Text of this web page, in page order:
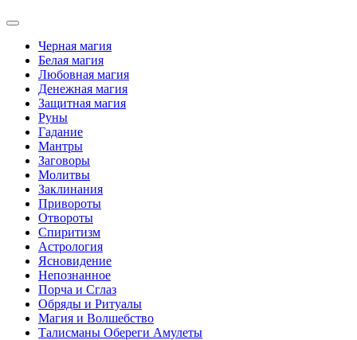
Черная магия
Белая магия
Любовная магия
Денежная магия
Защитная магия
Руны
Гадание
Мантры
Заговоры
Молитвы
Заклинания
Привороты
Отвороты
Спиритизм
Астрология
Ясновидение
Непознанное
Порча и Сглаз
Обряды и Ритуалы
Магия и Волшебство
Талисманы Обереги Амулеты